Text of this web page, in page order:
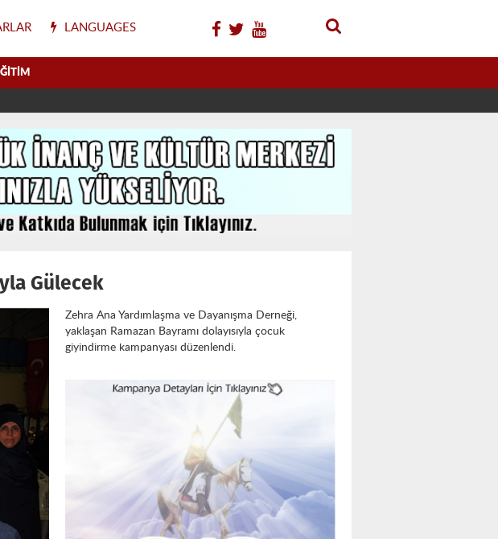
LANGUAGES
Gülecek
Zehra Ana Yardımlaşma ve Dayanışma Derneği,
yaklaşan Ramazan Bayramı dolayısıyla çocuk
giyindirme kampanyası düzenlendi.